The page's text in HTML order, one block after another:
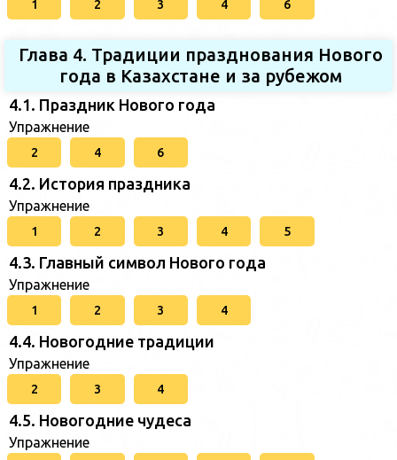
1 2 3 4 6
Глава 4. Традиции празднования Нового
года в Казахстане и за рубежом
4.1. Праздник Нового года
Упражнение
2 4 6
4.2. История праздника
Упражнение
1 2 3 4 5
4.3. Главный символ Нового года
Упражнение
1 2 3 4
4.4. Новогодние традиции
Упражнение
2 3 4
4.5. Новогодние чудеса
Упражнение